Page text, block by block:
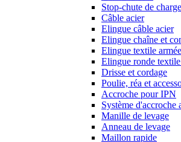
Stop-chute de charge
Câble acier
Elingue câble acier
Elingue chaîne et
Elingue textile
Elingue ronde
Drisse et cordage
Poulie, réa et
Accroche pour IPN
Système d'accroche
Manille de levage
Anneau de levage
Maillon rapide